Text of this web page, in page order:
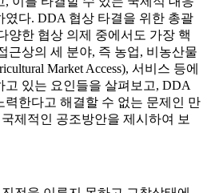
였다. DDA 협상 타결을 위한 총괄
양한 협상 의제 중에서도 가장 핵
근상의 세 분야, 즉 농업, 비농산물
Market Access), 서비스 등에
있는 요인들을 살펴보고, DDA
력한다고 해결할 수 없는 문제인 만
제적인 공조방안을 제시하여 보